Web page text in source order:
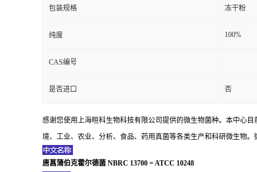
包装规格 冻干粉
纯度 100%
CAS编号
是否进口 否
感谢您使用上海晅科生物科技有限公司提供的微生物菌种。本中心
境、工业、农业、分析、食品、药用真菌等各类生产和科研微生物
唐菖蒲伯克霍尔德菌 NBRC 13700 = ATCC 10248